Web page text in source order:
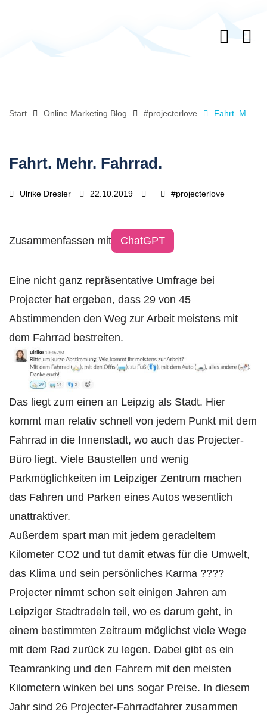
Start Online Marketing Blog #projecterlove Fahrt. Mehr. Fahrrad.
Fahrt. Mehr. Fahrrad.
Ulrike Dresler 22.10.2019 #projecterlove
Zusammenfassen mit ChatGPT
Eine nicht ganz repräsentative Umfrage bei
Projecter hat ergeben, dass 29 von 45
Abstimmenden den Weg zur Arbeit meistens mit
dem Fahrrad bestreiten.
Das liegt zum einen an Leipzig als Stadt. Hier
kommt man relativ schnell von jedem Punkt mit dem
Fahrrad in die Innenstadt, wo auch das Projecter-
Büro liegt. Viele Baustellen und wenig
Parkmöglichkeiten im Leipziger Zentrum machen
das Fahren und Parken eines Autos wesentlich
unattraktiver.
Außerdem spart man mit jedem geradeltem
Kilometer CO2 und tut damit etwas für die Umwelt,
das Klima und sein persönliches Karma ????
Projecter nimmt schon seit einigen Jahren am
Leipziger Stadtradeln teil, wo es darum geht, in
einem bestimmten Zeitraum möglichst viele Wege
mit dem Rad zurück zu legen. Dabei gibt es ein
Teamranking und den Fahrern mit den meisten
Kilometern winken bei uns sogar Preise. In diesem
Jahr sind 26 Projecter-Fahrradfahrer zusammen